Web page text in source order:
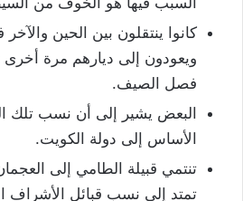
كانوا ينتقلون بين الحين
ويعودون إلى ديارهم مرة
فصل الصيف.
البعض يشير إلى أن نسب تلك
الأساس إلى دولة الكويت.
تنتمي قبيلة الطامي إلى
تمتد إلى نسب قبائل الأشراف